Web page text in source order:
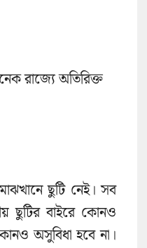
রাজ্যে অতিরিক্ত
ছুটি নেই। সব
ছুটির বাইরে কোনও
অসুবিধা হবে না।